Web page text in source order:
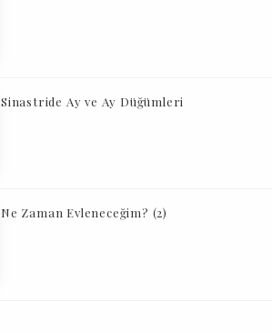
Sinastride Ay ve Ay Düğümleri
Ne Zaman Evleneceğim? (2)